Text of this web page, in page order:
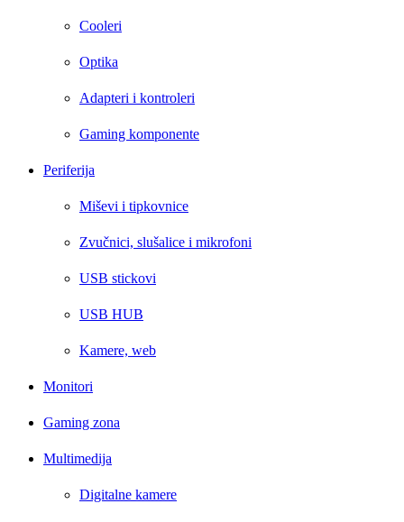
Cooleri
Optika
Adapteri i kontroleri
Gaming komponente
Periferija
Miševi i tipkovnice
Zvučnici, slušalice i mikrofoni
USB stickovi
USB HUB
Kamere, web
Monitori
Gaming zona
Multimedija
Digitalne kamere